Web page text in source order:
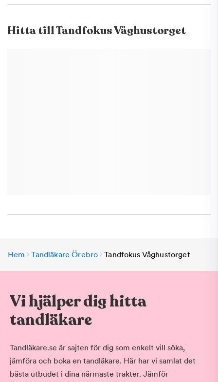
Hitta tillTandfokus Våghustorget
Hem Tandläkare Örebro Tandfokus Våghustorget
Vi hjälper dig hitta
tandläkare
Tandläkare.se är sajten för dig som enkelt vill söka,
jämföra och boka en tandläkare. Här har vi samlat det
bästa utbudet i dina närmaste trakter. Jämför